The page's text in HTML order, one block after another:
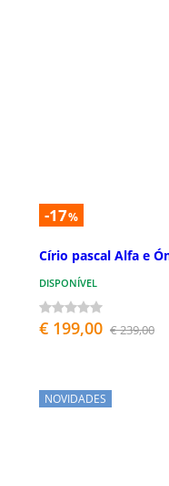
-17%
Círio pascal Alfa e
DISPONÍVEL
€ 199,00 € 239,00
NOVIDADES